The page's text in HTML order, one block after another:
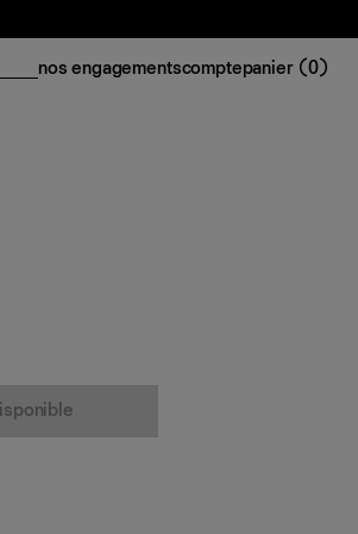
nos engagementscomptepanier (0)